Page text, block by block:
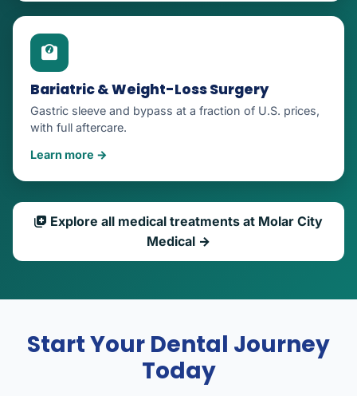
Bariatric & Weight-Loss Surgery
Gastric sleeve and bypass at a fraction of U.S. prices,
with full aftercare.
Learn more →
Explore all medical treatments at Molar City
Medical →
Start Your Dental Journey
Today